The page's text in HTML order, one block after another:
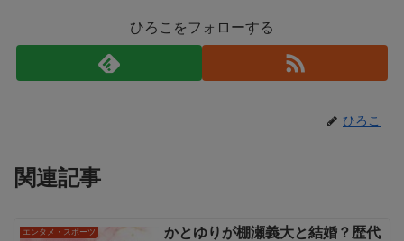
ひろこをフォローする
ひろこ
関連記事
エンタメ・スポーツ
かとゆりが棚瀬義大と結婚？歴代